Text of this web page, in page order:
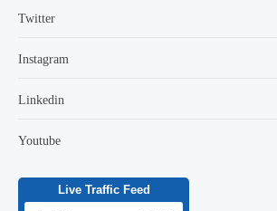
Twitter
Instagram
Linkedin
Youtube
Live Traffic Feed